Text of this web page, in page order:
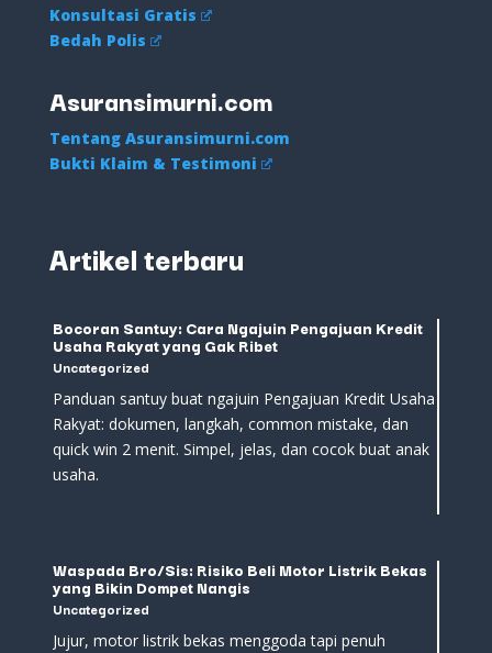
Konsultasi Gratis
Bedah Polis
Asuransimurni.com
Tentang Asuransimurni.com
Bukti Klaim & Testimoni
Artikel terbaru
Bocoran Santuy: Cara Ngajuin Pengajuan Kredit
Usaha Rakyat yang Gak Ribet
Uncategorized
Panduan santuy buat ngajuin Pengajuan Kredit Usaha
Rakyat: dokumen, langkah, common mistake, dan
quick win 2 menit. Simpel, jelas, dan cocok buat anak
usaha.
Waspada Bro/Sis: Risiko Beli Motor Listrik Bekas
yang Bikin Dompet Nangis
Uncategorized
Jujur, motor listrik bekas menggoda tapi penuh